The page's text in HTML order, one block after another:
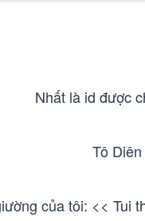
Nhất là id được
Tô
của tôi: << Tui